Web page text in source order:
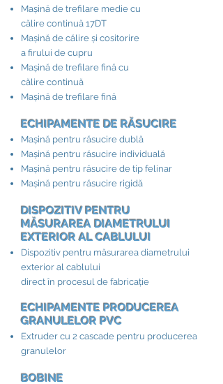
Mașină de trefilare medie cu
călire continuă 17DT
Mașină de călire și cositorire
a firului de cupru
Mașină de trefilare fină cu
călire continuă
Mașină de trefilare fină
ECHIPAMENTE DE RĂSUCIRE​
Mașină pentru răsucire dublă
Mașină pentru răsucire individuală
Mașină pentru răsucire de tip felinar
Mașină pentru răsucire rigidă
DISPOZITIV PENTRU
MĂSURAREA DIAMETRULUI
EXTERIOR AL CABLULUI​
Dispozitiv pentru măsurarea diametrului
exterior al cablului
direct în procesul de fabricație
ECHIPAMENTE PRODUCEREA
GRANULELOR PVC
Extruder cu 2 cascade pentru producerea
granulelor
BOBINE